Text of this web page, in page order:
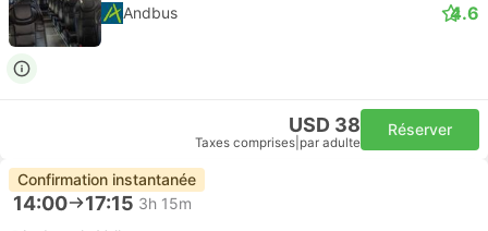
Andbus 4.6
USD 38
Taxes comprises par adulte
Réserver
Confirmation instantanée
14:00 17:15 3h 15m